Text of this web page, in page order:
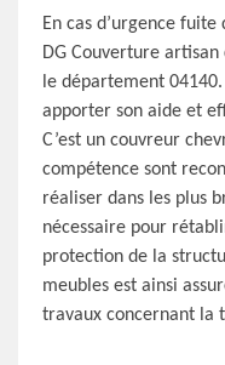
En cas d’urgence
DG Couverture
le département
apporter son aide et
C’est un couvreur
compétence sont
réaliser dans les plus
nécessaire pour
protection de la
meubles est ainsi
travaux concernant la